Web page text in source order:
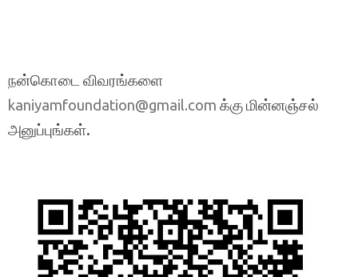
நன்கொடை விவரங்களை
kaniyamfoundation@gmail.com க்கு மின்னஞ்சல்
அனுப்புங்கள்.